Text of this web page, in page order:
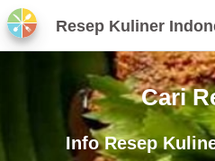
Resep Kuliner
Cari
Info Resep